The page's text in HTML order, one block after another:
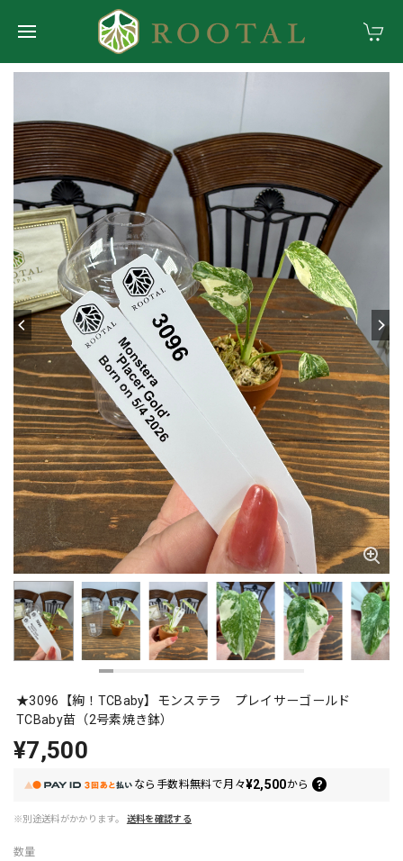
★3096【絢！TCBaby】モンステラ プレイサーゴールド
TCBaby苗（2号素焼き鉢）
¥7,500
なら 手数料無料で月々¥2,500から
※別途送料がかかります。 送料を確認する
数量